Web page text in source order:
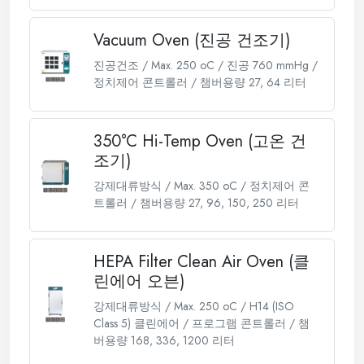
Vacuum Oven (진공 건조기)
진공건조 / Max. 250 oC / 진공 760 mmHg /
정치제어 콘트롤러 / 챔버용량 27, 64 리터
350°C Hi-Temp Oven (고온 건
조기)
강제대류방식 / Max. 350 oC / 정치제어 콘
트롤러 / 챔버용량 27, 96, 150, 250 리터
HEPA Filter Clean Air Oven (클
린에어 오븐)
강제대류방식 / Max. 250 oC / H14 (ISO
Class 5) 클린에어 / 프로그램 콘트롤러 / 챔
버용량 168, 336, 1200 리터